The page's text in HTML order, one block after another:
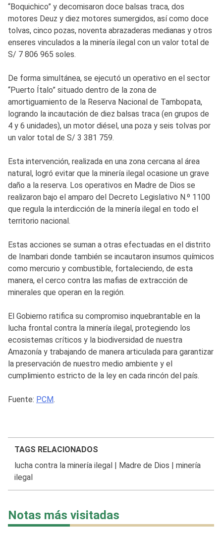
“Boquichico” y decomisaron doce balsas traca, dos
motores Deuz y diez motores sumergidos, así como doce
tolvas, cinco pozas, noventa abrazaderas medianas y otros
enseres vinculados a la minería ilegal con un valor total de
S/ 7 806 965 soles.
De forma simultánea, se ejecutó un operativo en el sector
“Puerto Ítalo” situado dentro de la zona de
amortiguamiento de la Reserva Nacional de Tambopata,
logrando la incautación de diez balsas traca (en grupos de
4 y 6 unidades), un motor diésel, una poza y seis tolvas por
un valor total de S/ 3 381 759.
Esta intervención, realizada en una zona cercana al área
natural, logró evitar que la minería ilegal ocasione un grave
daño a la reserva. Los operativos en Madre de Dios se
realizaron bajo el amparo del Decreto Legislativo N.º 1100
que regula la interdicción de la minería ilegal en todo el
territorio nacional.
Estas acciones se suman a otras efectuadas en el distrito
de Inambari donde también se incautaron insumos químicos
como mercurio y combustible, fortaleciendo, de esta
manera, el cerco contra las mafias de extracción de
minerales que operan en la región.
El Gobierno ratifica su compromiso inquebrantable en la
lucha frontal contra la minería ilegal, protegiendo los
ecosistemas críticos y la biodiversidad de nuestra
Amazonía y trabajando de manera articulada para garantizar
la preservación de nuestro medio ambiente y el
cumplimiento estricto de la ley en cada rincón del país.
Fuente: PCM.
TAGS RELACIONADOS
lucha contra la minería ilegal
Madre de Dios
minería
ilegal
Notas más visitadas